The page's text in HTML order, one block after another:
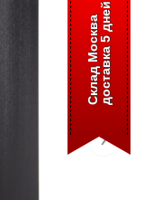
›
Склад Москвадоставка 5 дней